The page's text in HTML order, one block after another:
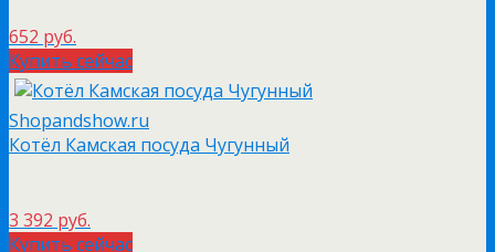
652 руб.
Купить сейчас
Shopandshow.ru
Котёл Камская посуда Чугунный
3 392 руб.
Купить сейчас